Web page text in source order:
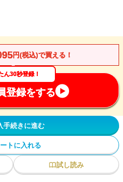
円(税込)で買える！
ん30秒登録！
登録をする
手続きに進む
トに入れる
試し読み